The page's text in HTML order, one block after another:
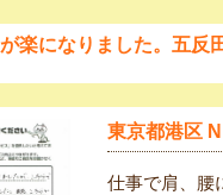
楽になりました。五反
東京都港区
仕事で肩、腰